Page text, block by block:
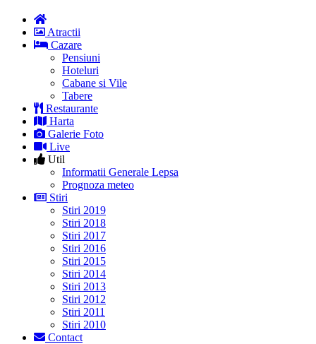
Atractii
Cazare
Pensiuni
Hoteluri
Cabane si Vile
Tabere
Restaurante
Harta
Galerie Foto
Live
Util
Informatii Generale Lepsa
Prognoza meteo
Stiri
Stiri 2019
Stiri 2018
Stiri 2017
Stiri 2016
Stiri 2015
Stiri 2014
Stiri 2013
Stiri 2012
Stiri 2011
Stiri 2010
Contact